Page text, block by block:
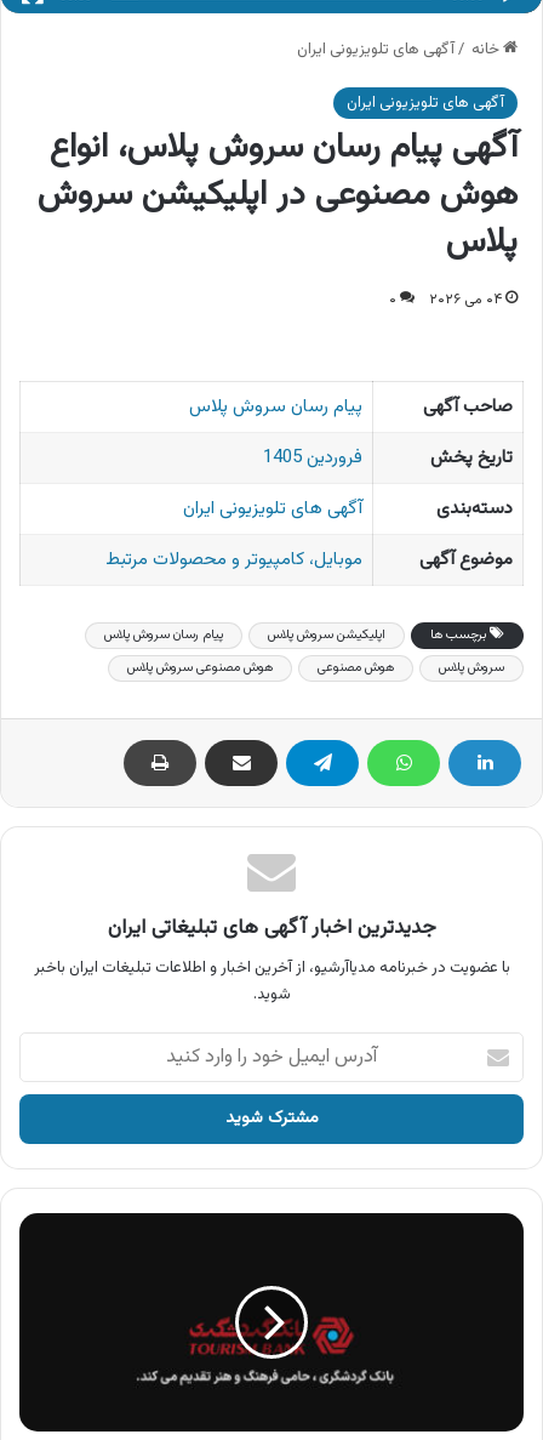
خانه /آگهی های تلویزیونی ایران
آگهی های تلویزیونی ایران
آگهی پیام رسان سروش پلاس، انواع
هوش مصنوعی در اپلیکیشن سروش
پلاس
۰۴ می ۲۰۲۶ ۰
صاحب آگهی
پیام رسان سروش پلاس
تاریخ پخش
فروردین 1405
دسته‌بندی
آگهی های تلویزیونی ایران
موضوع آگهی
موبایل، کامپیوتر و محصولات مرتبط
برچسب ها اپلیکیشن سروش پلاس
پیام رسان سروش پلاس
سروش پلاس
هوش مصنوعی هوش مصنوعی سروش پلاس
جدیدترین اخبار آگهی های تبلیغاتی ایران
با عضویت در خبرنامه مدیاآرشیو، از آخرین اخبار و اطلاعات تبلیغات ایران باخبر
شوید.
آدرس
ایمیل
خود
وارد
کنید
آگهی